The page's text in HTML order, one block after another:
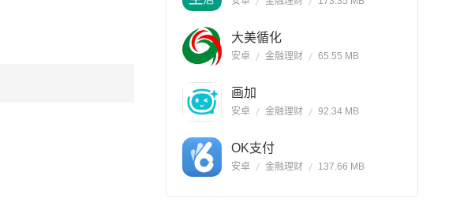
大美循化
安卓 金融理财 65.55 MB
画加
安卓 金融理财 92.34 MB
OK支付
安卓 金融理财 137.66 MB